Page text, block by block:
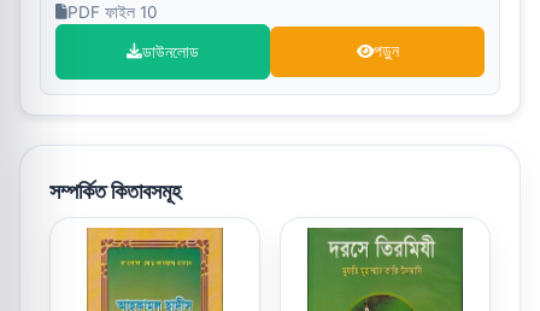
PDF ফাইল 10
ডাউনলোড পড়ুন
সম্পর্কিত কিতাবসমূহ